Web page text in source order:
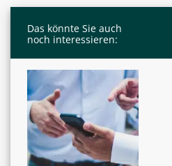
Das könnte Sie auch
noch interessieren: